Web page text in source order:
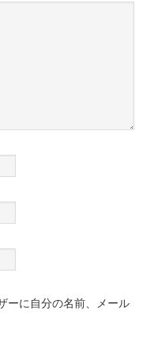
ーに自分の名前、メール